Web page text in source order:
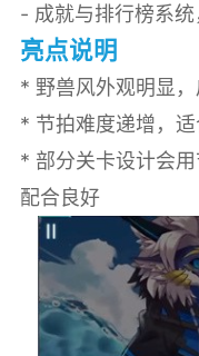
- 成就与排行榜系
亮点说明
* 野兽风外观明显
* 节拍难度递增，
* 部分关卡设计会
配合良好